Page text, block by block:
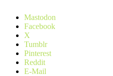
Mastodon
Facebook
X
Tumblr
Pinterest
Reddit
E-Mail